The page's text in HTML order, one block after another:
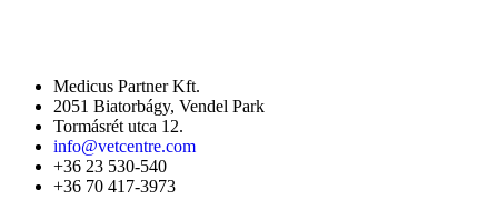
Medicus Partner Kft.
2051 Biatorbágy, Vendel Park
Tormásrét utca 12.
info@vetcentre.com
+36 23 530-540
+36 70 417-3973